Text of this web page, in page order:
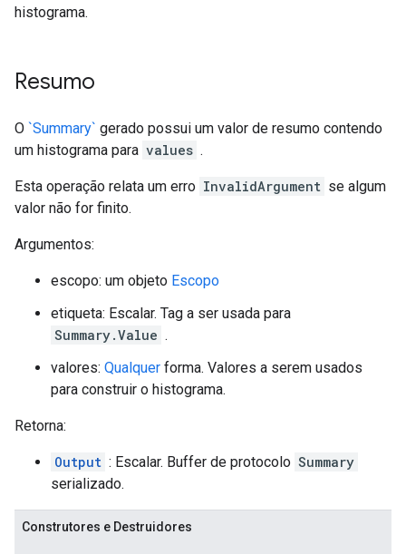
histograma.
Resumo
O `Summary` gerado possui um valor de resumo contendo
um histograma para values .
Esta operação relata um erro InvalidArgument se algum
valor não for finito.
Argumentos:
escopo: um objeto Escopo
etiqueta: Escalar. Tag a ser usada para
Summary.Value .
valores: Qualquer forma. Valores a serem usados ​​
para construir o histograma.
Retorna:
Output : Escalar. Buffer de protocolo Summary
serializado.
Construtores e Destruidores